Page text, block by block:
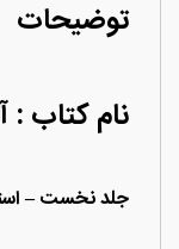
توضیحات
نام کتاب :
جلد نخست – استرآباد